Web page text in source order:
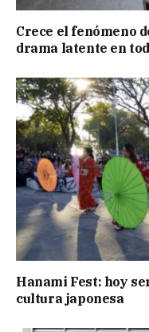
Crece el fenómeno
drama latente en
Hanami Fest: hoy
cultura japonesa